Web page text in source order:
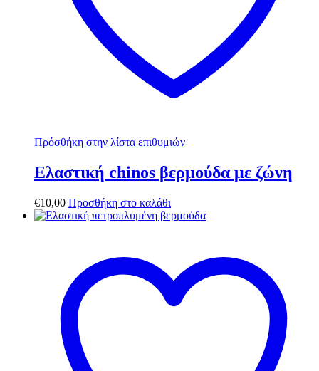
Πρόσθήκη στην λίστα επιθυμιών
Ελαστική chinos βερμούδα με ζώνη
€10,00 Προσθήκη στο καλάθι